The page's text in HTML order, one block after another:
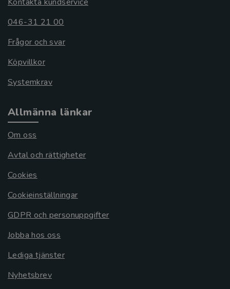
046-31 21 00
Frågor och svar
Köpvillkor
Systemkrav
Allmänna länkar
Om oss
Avtal och rättigheter
Cookies
Cookieinställningar
GDPR och personuppgifter
Jobba hos oss
Lediga tjänster
Nyhetsbrev